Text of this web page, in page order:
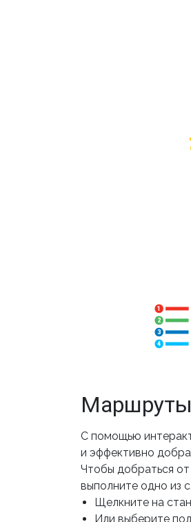
1
2
3
4
Маршруты
С помощью
и эффективно
Чтобы добраться
выполните одно из
Щелкните на
Или выберите